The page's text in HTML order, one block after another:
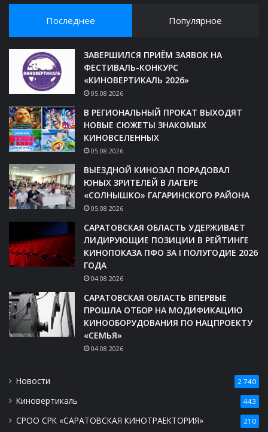
Последнее Популярное
ЗАВЕРШИЛСЯ ПРИЁМ ЗАЯВОК НА
ФЕСТИВАЛЬ-КОНКУРС
«КИНОВЕРТИКАЛЬ 2026»
05.08.2026
В РЕГИОНАЛЬНЫЙ ПРОКАТ ВЫХОДЯТ
НОВЫЕ СЮЖЕТЫ ЗНАКОМЫХ
КИНОВСЕЛЕННЫХ
05.08.2026
ВЫЕЗДНОЙ КИНОЗАЛ ПОРАДОВАЛ
ЮНЫХ ЗРИТЕЛЕЙ В ЛАГЕРЕ
«СОЛНЫШКО» ГАГАРИНСКОГО РАЙОНА
05.08.2026
САРАТОВСКАЯ ОБЛАСТЬ УДЕРЖИВАЕТ
ЛИДИРУЮЩИЕ ПОЗИЦИИ В РЕЙТИНГЕ
КИНОПОКАЗА ПФО ЗА I ПОЛУГОДИЕ 2026
ГОДА
04.08.2026
САРАТОВСКАЯ ОБЛАСТЬ ВПЕРВЫЕ
ПРОШЛА ОТБОР НА МОДИФИКАЦИЮ
КИНООБОРУДОВАНИЯ ПО НАЦПРОЕКТУ
«СЕМЬЯ»
04.08.2026
Новости 2 740
Киновертикаль 443
СРОО СРК «САРАТОВСКАЯ КИНОТРАЕКТОРИЯ» 210